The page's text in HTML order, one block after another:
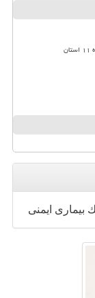
بیماری ایمنی